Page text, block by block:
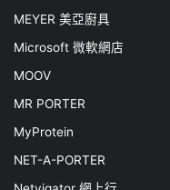
MEYER 美亞廚具
Microsoft 微軟網店
MOOV
MR PORTER
MyProtein
NET-A-PORTER